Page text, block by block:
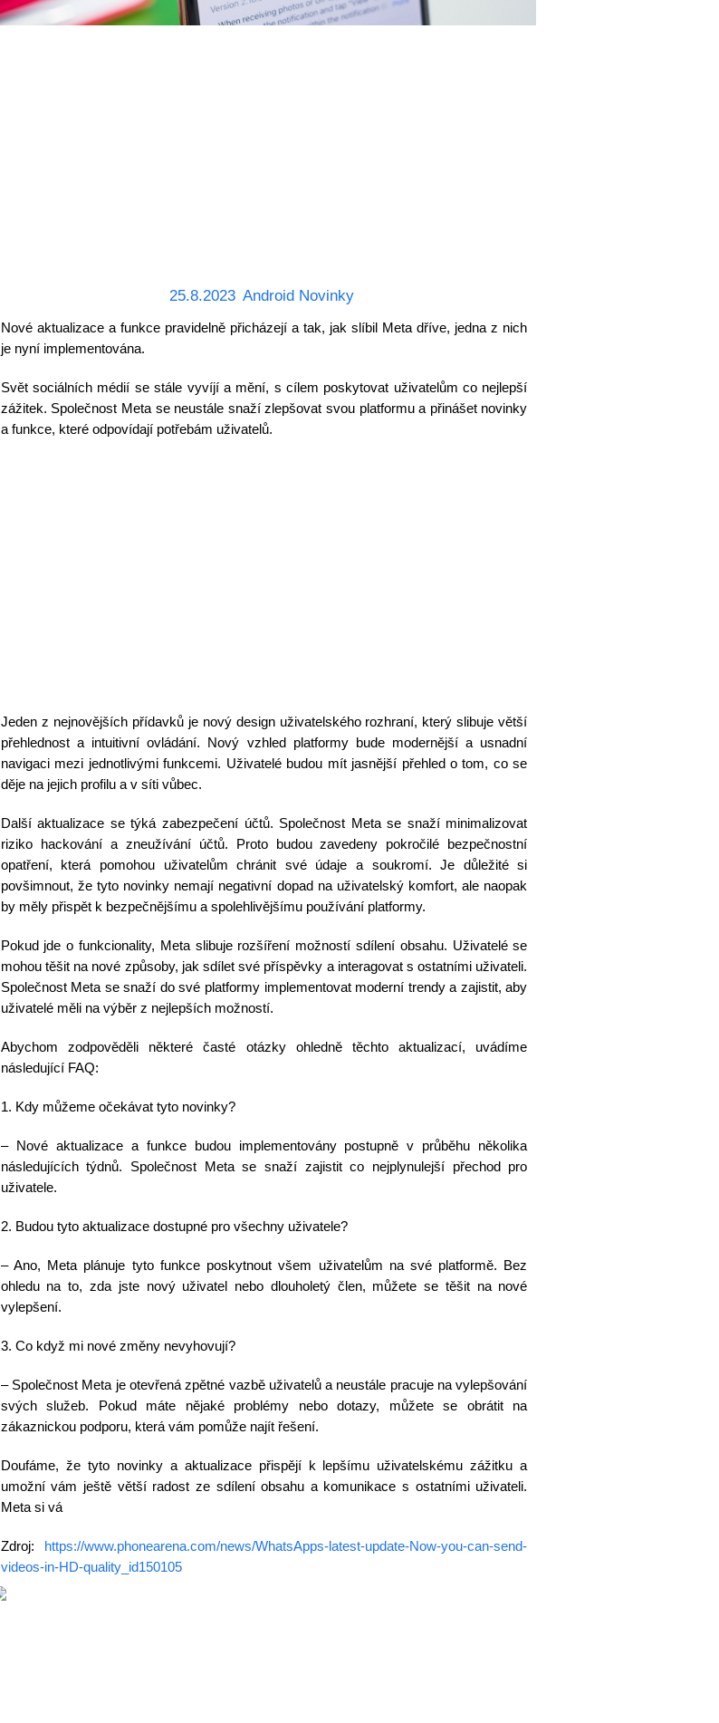
25.8.2023 Android Novinky
Nové aktualizace a funkce pravidelně přicházejí a tak, jak slíbil Meta dříve, jedna z nich
je nyní implementována.
Svět sociálních médií se stále vyvíjí a mění, s cílem poskytovat uživatelům co nejlepší
zážitek. Společnost Meta se neustále snaží zlepšovat svou platformu a přinášet novinky
a funkce, které odpovídají potřebám uživatelů.
Jeden z nejnovějších přídavků je nový design uživatelského rozhraní, který slibuje větší
přehlednost a intuitivní ovládání. Nový vzhled platformy bude modernější a usnadní
navigaci mezi jednotlivými funkcemi. Uživatelé budou mít jasnější přehled o tom, co se
děje na jejich profilu a v síti vůbec.
Další aktualizace se týká zabezpečení účtů. Společnost Meta se snaží minimalizovat
riziko hackování a zneužívání účtů. Proto budou zavedeny pokročilé bezpečnostní
opatření, která pomohou uživatelům chránit své údaje a soukromí. Je důležité si
povšimnout, že tyto novinky nemají negativní dopad na uživatelský komfort, ale naopak
by měly přispět k bezpečnějšímu a spolehlivějšímu používání platformy.
Pokud jde o funkcionality, Meta slibuje rozšíření možností sdílení obsahu. Uživatelé se
mohou těšit na nové způsoby, jak sdílet své příspěvky a interagovat s ostatními uživateli.
Společnost Meta se snaží do své platformy implementovat moderní trendy a zajistit, aby
uživatelé měli na výběr z nejlepších možností.
Abychom zodpověděli některé časté otázky ohledně těchto aktualizací, uvádíme
následující FAQ:
1. Kdy můžeme očekávat tyto novinky?
– Nové aktualizace a funkce budou implementovány postupně v průběhu několika
následujících týdnů. Společnost Meta se snaží zajistit co nejplynulejší přechod pro
uživatele.
2. Budou tyto aktualizace dostupné pro všechny uživatele?
– Ano, Meta plánuje tyto funkce poskytnout všem uživatelům na své platformě. Bez
ohledu na to, zda jste nový uživatel nebo dlouholetý člen, můžete se těšit na nové
vylepšení.
3. Co když mi nové změny nevyhovují?
– Společnost Meta je otevřená zpětné vazbě uživatelů a neustále pracuje na vylepšování
svých služeb. Pokud máte nějaké problémy nebo dotazy, můžete se obrátit na
zákaznickou podporu, která vám pomůže najít řešení.
Doufáme, že tyto novinky a aktualizace přispějí k lepšímu uživatelskému zážitku a
umožní vám ještě větší radost ze sdílení obsahu a komunikace s ostatními uživateli.
Meta si vá
Zdroj: https://www.phonearena.com/news/WhatsApps-latest-update-Now-you-can-send-
videos-in-HD-quality_id150105